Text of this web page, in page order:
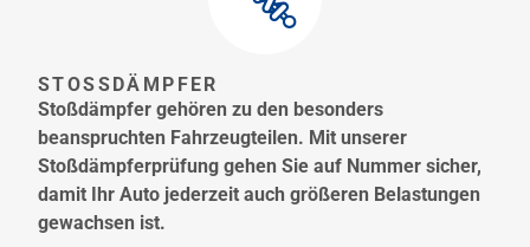
STOSSDÄMPFER
Stoßdämpfer gehören zu den besonders
beanspruchten Fahrzeugteilen. Mit unserer
Stoßdämpferprüfung gehen Sie auf Nummer sicher,
damit Ihr Auto jederzeit auch größeren Belastungen
gewachsen ist.